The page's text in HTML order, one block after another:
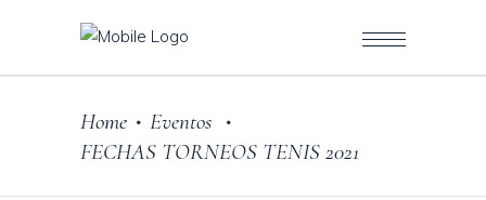
Home • Eventos •
FECHAS TORNEOS TENIS 2021